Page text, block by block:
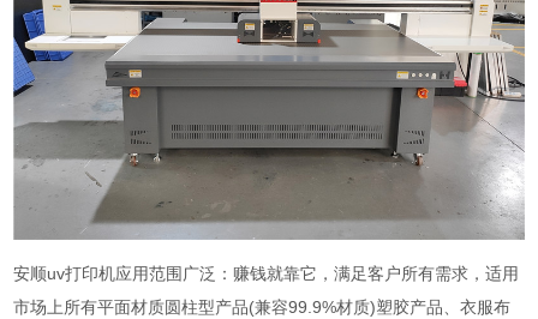
安顺uv打印机应用范围广泛：赚钱就靠它，满足客户所有需求，适用
市场上所有平面材质圆柱型产品(兼容99.9%材质)塑胶产品、衣服布